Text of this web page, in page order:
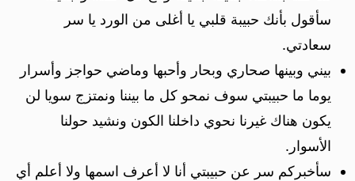
سأقول بأنك حبيبة قلبي يا أغلى من الورد يا سر
سعادتي.
بيني وبينها صحاري وبحار وأحبها وماضي حواجز وأسرار
يوما ما حبيبتي سوف نمحو كل ما بيننا ونمتزج سويا لن
يكون هناك غيرنا نحوي داخلنا الكون ونشيد حولنا
الأسوار.
سأخبركم سر عن حبيبتي أنا لا أعرف اسمها ولا أعلم أي